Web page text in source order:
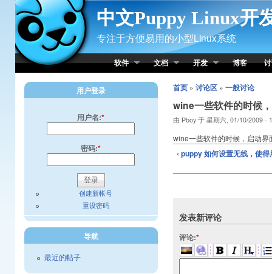
Skip to Content
中文Puppy Linux开
专注于方便易用的小型Linux系统
软件 文档 开发 博客
首页» 讨论区» 一般讨论
wine一些软件的时候
由 Pboy 于 星期六, 01/10/2009 -
wine一些软件的时候，启动
‹ puppy 如何设置无线，使
发表新评论
评论:*
用户登录
用户名:*
密码:*
创建新帐号
重设密码
导航
最近的帖子